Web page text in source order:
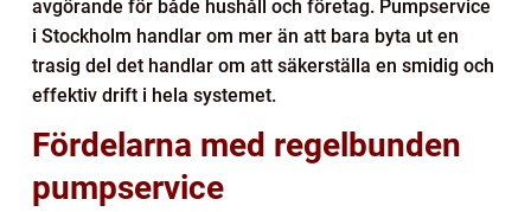
avgörande för både hushåll och företag. Pumpservice
i Stockholm handlar om mer än att bara byta ut en
trasig del det handlar om att säkerställa en smidig och
effektiv drift i hela systemet.
Fördelarna med regelbunden
pumpservice